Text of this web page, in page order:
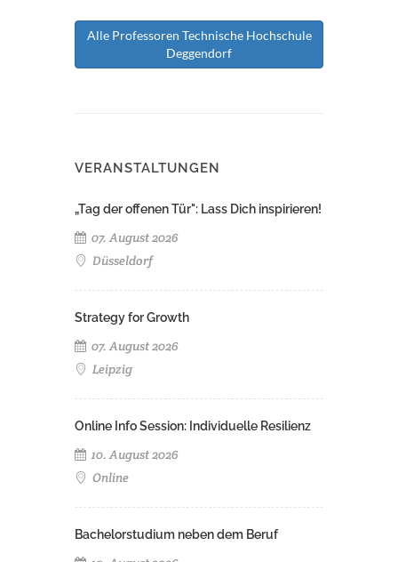
Alle Professoren Technische Hochschule
Deggendorf
VERANSTALTUNGEN
„Tag der offenen Tür": Lass Dich inspirieren!
07. August 2026
Düsseldorf
Strategy for Growth
07. August 2026
Leipzig
Online Info Session: Individuelle Resilienz
10. August 2026
Online
Bachelorstudium neben dem Beruf